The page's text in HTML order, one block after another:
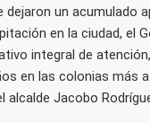
dejaron un acumulado
en la ciudad, el
integral de
en las colonias más
alcalde Jacobo